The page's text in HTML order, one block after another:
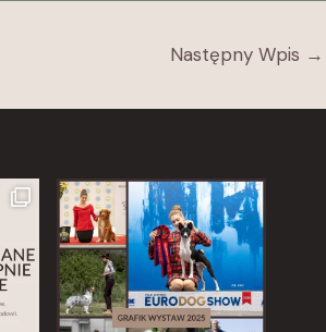
Następny Wpis →